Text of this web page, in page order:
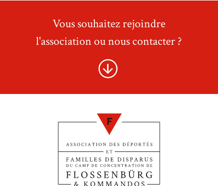
Vous souhaitez rejoindre
l'association ou nous contacter ?